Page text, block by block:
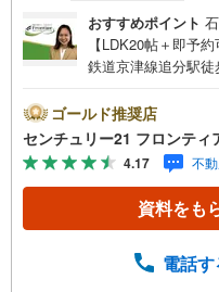
おすすめポイント
【LDK20帖＋即予
鉄道京津線追分駅
対面キッチン採用
燥機を標準完備・家
り設計・フラット
心・南側と東側の両
が広く開放感のあ
徒歩約4分・大津
ランナーが資金計
ゴールド推奨店
センチュリー21 フロンテ
4.17 不
資料をも
電話す